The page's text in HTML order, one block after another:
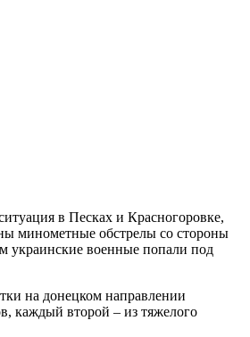
в Песках и Красногоровке,
минометные обстрелы со стороны
украинские военные попали под
на донецком направлении
каждый второй – из тяжелого